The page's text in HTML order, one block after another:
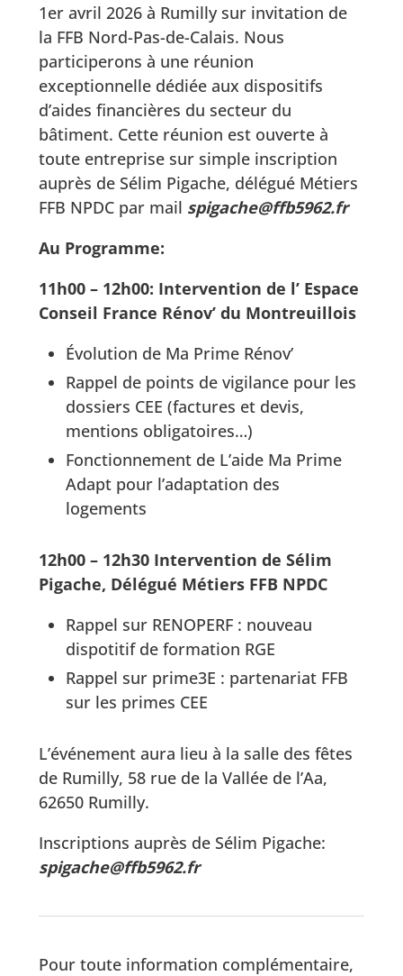
1er avril 2026 à Rumilly sur invitation de
la FFB Nord-Pas-de-Calais. Nous
participerons à une réunion
exceptionnelle dédiée aux dispositifs
d’aides financières du secteur du
bâtiment. Cette réunion est ouverte à
toute entreprise sur simple inscription
auprès de Sélim Pigache, délégué Métiers
FFB NPDC par mail spigache@ffb5962.fr
Au Programme:
11h00 – 12h00: Intervention de l’ Espace
Conseil France Rénov’ du Montreuillois
Évolution de Ma Prime Rénov’
Rappel de points de vigilance pour les
dossiers CEE (factures et devis,
mentions obligatoires…)
Fonctionnement de L’aide Ma Prime
Adapt pour l’adaptation des
logements
12h00 – 12h30 Intervention de Sélim
Pigache, Délégué Métiers FFB NPDC
Rappel sur RENOPERF : nouveau
dispotitif de formation RGE
Rappel sur prime3E : partenariat FFB
sur les primes CEE
L’événement aura lieu à la salle des fêtes
de Rumilly, 58 rue de la Vallée de l’Aa,
62650 Rumilly.
Inscriptions auprès de Sélim Pigache:
spigache@ffb5962.fr
Pour toute information complémentaire,